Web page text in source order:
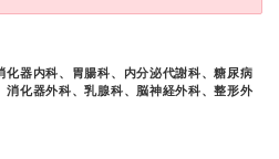
化器内科、胃腸科、内分泌代謝科、糖尿病
消化器外科、乳腺科、脳神経外科、整形外